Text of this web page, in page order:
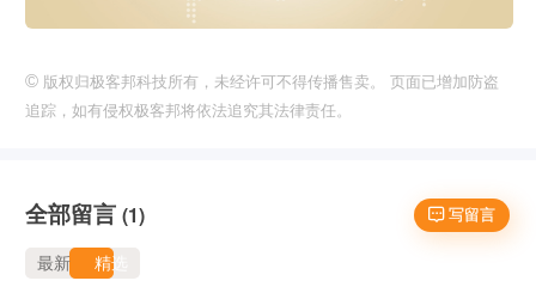
© 版权归极客邦科技所有，未经许可不得传播售卖。 页面已增加防盗
追踪，如有侵权极客邦将依法追究其法律责任。
 写留言
全部留言 (1)
最新 精选